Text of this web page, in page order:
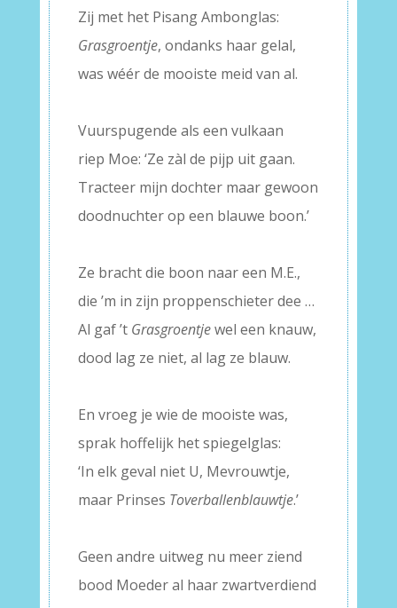
Zij met het Pisang Ambonglas:
Grasgroentje, ondanks haar gelal,
was wéér de mooiste meid van al.
Vuurspugende als een vulkaan
riep Moe: ‘Ze zàl de pijp uit gaan.
Tracteer mijn dochter maar gewoon
doodnuchter op een blauwe boon.’
Ze bracht die boon naar een M.E.,
die ’m in zijn proppenschieter dee …
Al gaf ’t Grasgroentjewel een knauw,
dood lag ze niet, al lag ze blauw.
En vroeg je wie de mooiste was,
sprak hoffelijk het spiegelglas:
‘In elk geval niet U, Mevrouwtje,
maar Prinses Toverballenblauwtje.’
Geen andre uitweg nu meer ziend
bood Moeder al haar zwartverdiend